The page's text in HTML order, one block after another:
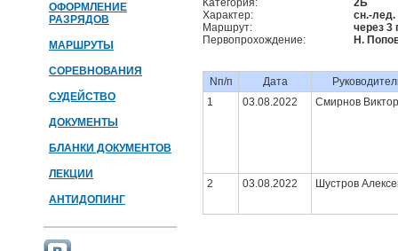
ОФОРМЛЕНИЕ
РАЗРЯДОВ
МАРШРУТЫ
СОРЕВНОВАНИЯ
СУДЕЙСТВО
ДОКУМЕНТЫ
БЛАНКИ ДОКУМЕНТОВ
ЛЕКЦИИ
АНТИДОПИНГ
Категория:
2Б
Характер:
сн.-лед.
Маршрут:
через 3
Первопрохождение:
Н.
Nп/п Дата
1
03.08.2022 Смирнов Виктор
2 03.08.2022 Шустров